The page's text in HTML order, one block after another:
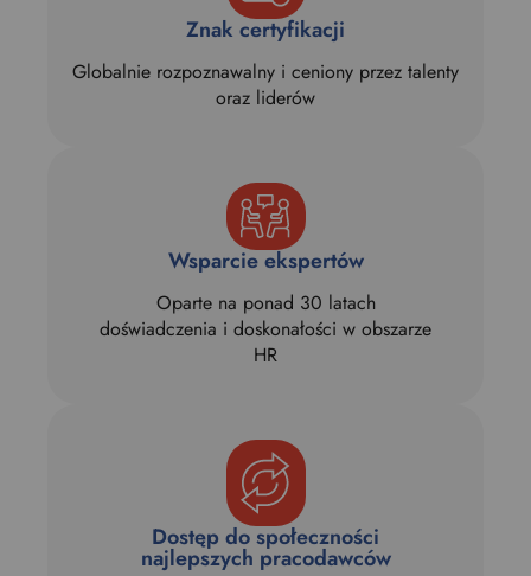
Znak certyfikacji
Globalnie rozpoznawalny i ceniony przez talenty
oraz liderów
Wsparcie ekspertów
Oparte na ponad 30 latach
doświadczenia i doskonałości w obszarze
HR
Dostęp do społeczności
najlepszych pracodawców